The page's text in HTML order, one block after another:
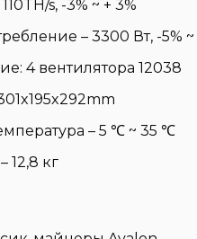
s, -3% ~ + 3%
– 3300 Вт, -5% ~
4 вентилятора 12038
– 5 ℃ ~ 35 ℃
12,8 кг